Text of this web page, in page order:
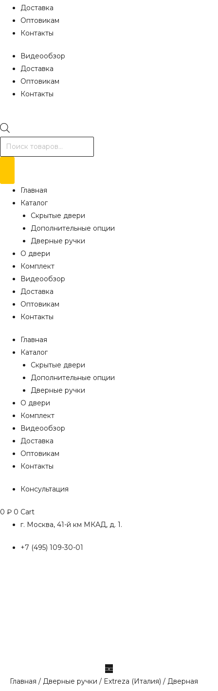
Доставка
Оптовикам
Контакты
Видеообзор
Доставка
Оптовикам
Контакты
Поиск
товаров
Главная
Каталог
Скрытые двери
Дополнительные опции
Дверные ручки
О двери
Комплект
Видеообзор
Доставка
Оптовикам
Контакты
Главная
Каталог
Скрытые двери
Дополнительные опции
Дверные ручки
О двери
Комплект
Видеообзор
Доставка
Оптовикам
Контакты
Консультация
0 ₽ 0 Cart
г. Москва, 41-й км МКАД, д. 1.
+7 (495) 109-30-01
Главная / Дверные ручки / Extreza (Италия) / Дверная